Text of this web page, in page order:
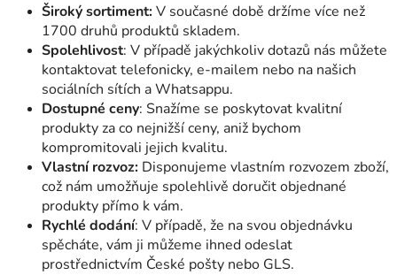
Široký sortiment:V současné době držíme více než
1700 druhů produktů skladem.
Spolehlivost: V případě jakýchkoliv dotazů nás můžete
kontaktovat telefonicky, e-mailem nebo na našich
sociálních sítích a Whatsappu.
Dostupné ceny: Snažíme se poskytovat kvalitní
produkty za co nejnižší ceny, aniž bychom
kompromitovali jejich kvalitu.
Vlastní rozvoz: Disponujeme vlastním rozvozem zboží,
což nám umožňuje spolehlivě doručit objednané
produkty přímo k vám.
Rychlé dodání: V případě, že na svou objednávku
spěcháte, vám ji můžeme ihned odeslat
prostřednictvím České pošty nebo GLS.